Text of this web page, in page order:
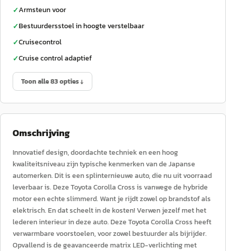
✓Armsteun voor
✓Bestuurdersstoel in hoogte verstelbaar
✓Cruisecontrol
✓Cruise control adaptief
Toon alle 83 opties ↓
Omschrijving
Innovatief design, doordachte techniek en een hoog
kwaliteitsniveau zijn typische kenmerken van de Japanse
automerken. Dit is een splinternieuwe auto, die nu uit voorraad
leverbaar is. Deze Toyota Corolla Cross is vanwege de hybride
motor een echte slimmerd. Want je rijdt zowel op brandstof als
elektrisch. En dat scheelt in de kosten! Verwen jezelf met het
lederen interieur in deze auto. Deze Toyota Corolla Cross heeft
verwarmbare voorstoelen, voor zowel bestuurder als bijrijder.
Opvallend is de geavanceerde matrix LED-verlichting met